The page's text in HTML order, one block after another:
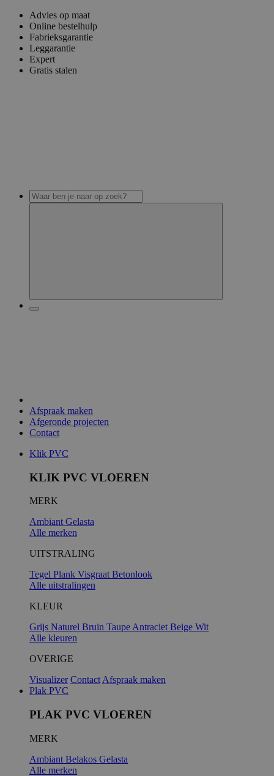
Advies op maat
Online bestelhulp
Fabrieksgarantie
Leggarantie
Expert
Gratis stalen
Afspraak maken
Afgeronde projecten
Contact
Klik PVC
KLIK PVC VLOEREN
MERK
AmbiantGelasta
Alle merken
UITSTRALING
Tegel Plank VisgraatBetonlook
Alle uitstralingen
KLEUR
Grijs Naturel Bruin TaupeAntraciet Beige Wit
Alle kleuren
OVERIGE
Visualizer ContactAfspraak maken
Plak PVC
PLAK PVC VLOEREN
MERK
Ambiant Belakos Gelasta
Alle merken